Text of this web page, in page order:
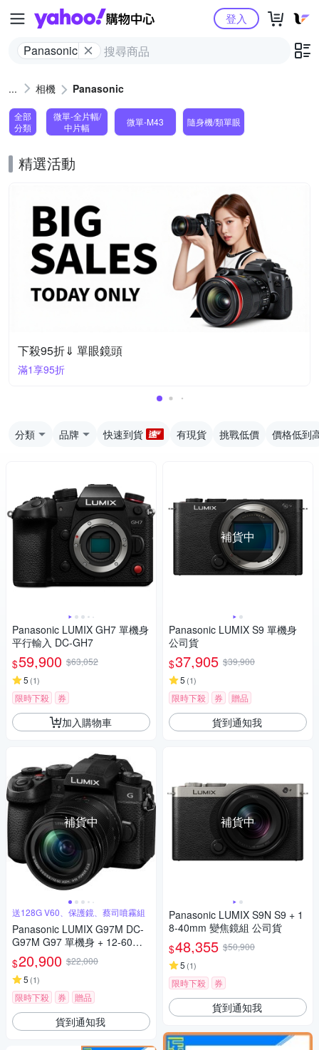
Yahoo購物中心
Panasonic
登入
相機 Panasonic
全部
分類
微單-全片幅/
中片幅
微單-M43 隨身機/類單眼
精選活動
下殺95折⇓ 單眼鏡頭
滿1享95折
分類 品牌 快速到貨 有現貨 挑戰低價 價格低到
Panasonic LUMIX GH7 單機身
平行輸入 DC-GH7
$59,900 $63,052
5 (1)
限時下殺 券
加入購物車
補貨中
送128G V60、保護鏡、蔡司噴霧組
Panasonic LUMIX G97M DC-
G97M G97 單機身 + 12-60mm
變焦鏡組 公司貨
$20,900 $22,000
5 (1)
限時下殺 券 贈品
貨到通知我
補貨中
Panasonic LUMIX S9 單機身
公司貨
$37,905 $39,900
5 (1)
限時下殺 券 贈品
貨到通知我
補貨中
Panasonic LUMIX S9N S9 + 1
8-40mm 變焦鏡組 公司貨
$48,355 $50,900
5 (1)
限時下殺 券
貨到通知我